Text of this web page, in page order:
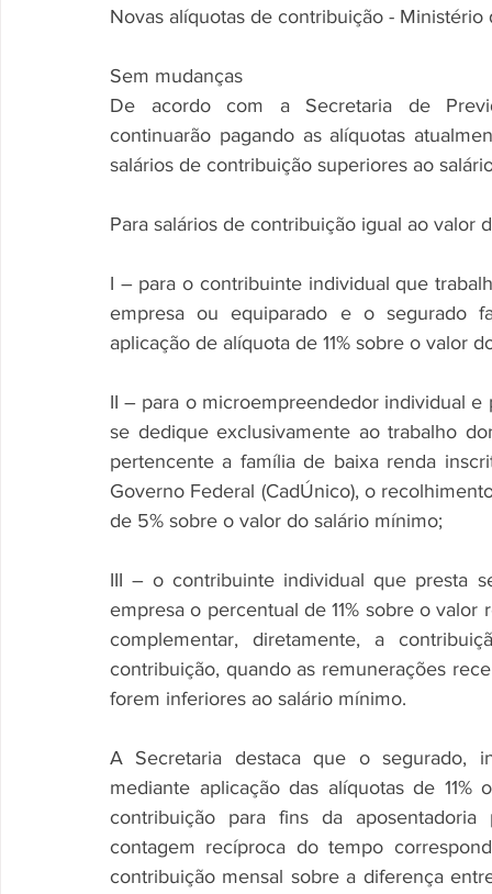
Novas alíquotas de contribuição - Ministério
Sem mudanças
De acordo com a Secretaria de
continuarão pagando as alíquotas
salários de contribuição superiores ao
Para salários de contribuição igual ao valor
I – para o contribuinte individual que
empresa ou equiparado e o segurado
aplicação de alíquota de 11% sobre o valor
II – para o microempreendedor individual
se dedique exclusivamente ao trabalho
pertencente a família de baixa renda
Governo Federal (CadÚnico), o
de 5% sobre o valor do salário mínimo;
III – o contribuinte individual que presta
empresa o percentual de 11% sobre o
complementar, diretamente, a
contribuição, quando as remunerações
forem inferiores ao salário mínimo.
A Secretaria destaca que o segurado,
mediante aplicação das alíquotas de
contribuição para fins da
contagem recíproca do tempo
contribuição mensal sobre a diferença